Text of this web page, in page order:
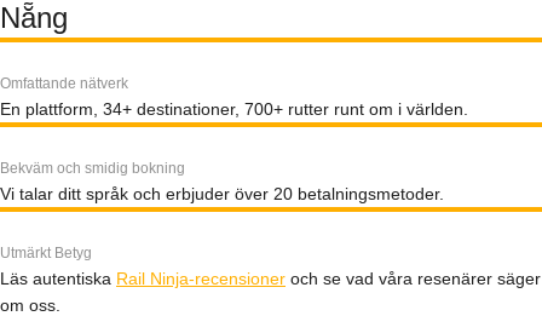
Nẵng
Omfattande nätverk
En plattform, 34+ destinationer, 700+ rutter runt om i världen.
Bekväm och smidig bokning
Vi talar ditt språk och erbjuder över 20 betalningsmetoder.
Utmärkt Betyg
Läs autentiska Rail Ninja-recensioner och se vad våra resenärer säger
om oss.